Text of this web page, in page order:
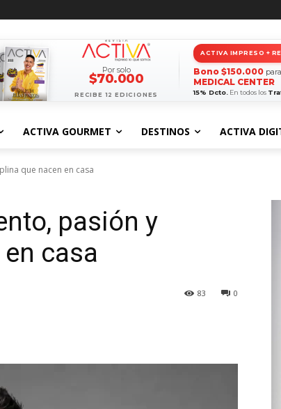
Por solo
$70.000
RECIBE 12 EDICIONES
ACTIVA IMPRESO +
Bono $150.000
MEDICAL CENTER
15% Dcto. En todos los
ACTIVA GOURMET DESTINOS ACTIVA
que nacen en casa
pasión y
casa
0
83